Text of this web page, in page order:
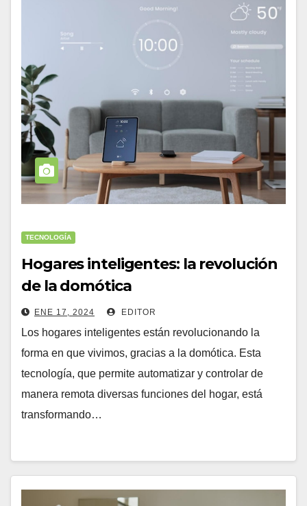
TECNOLOGÍA
Hogares inteligentes: la revolución
de la domótica
ENE 17, 2024 EDITOR
Los hogares inteligentes están revolucionando la
forma en que vivimos, gracias a la domótica. Esta
tecnología, que permite automatizar y controlar de
manera remota diversas funciones del hogar, está
transformando…